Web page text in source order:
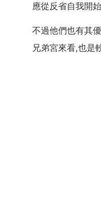
應從反省自我開始
不過他們也有其
兄弟宮來看,也是